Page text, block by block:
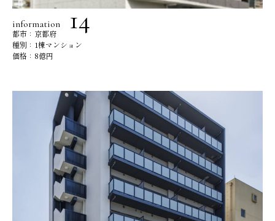
information
都市：京都府
種別：1棟マンション
価格：8億円